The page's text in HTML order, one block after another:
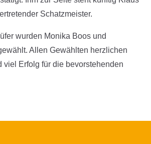
Schatzmeister.
wurden Monika Boos und
Allen Gewählten herzlichen
viel Erfolg für die bevorstehenden